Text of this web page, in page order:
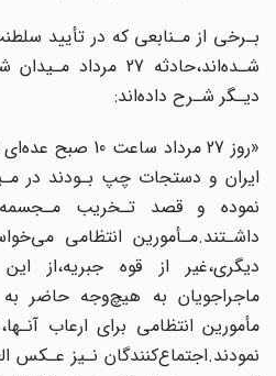
بـرخی از مـنابعی که در تأیید
شـده‌اند،حادثه 27 مرداد
دیـگر شـرح داده‌اند:
«روز‌ 27‌ مرداد ساعت
ایران و دستجات‌ چپ‌‌ بـودند‌ در
نموده و قصد تـخریب مـجسمه
داشـتند.مـأمورین انتظامی‌
دیگری،غیر از قوه جبریه،از
ماجراجویان به هیچ‌وجه حاضر به
مأمورین‌ انتظامی برای ارعاب
نمودند.اجتماع‌کنندگان نـیز عـکس